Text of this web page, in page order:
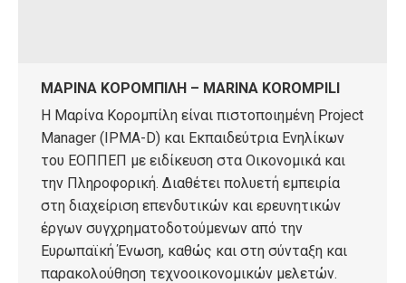
ΜΑΡΙΝΑ ΚΟΡΟΜΠΙΛΗ – MARINA KOROMPILI
Η Μαρίνα Κορομπίλη είναι πιστοποιημένη Project
Manager (IPMA-D) και Εκπαιδεύτρια Ενηλίκων
του ΕΟΠΠΕΠ με ειδίκευση στα Οικονομικά και
την Πληροφορική. Διαθέτει πολυετή εμπειρία
στη διαχείριση επενδυτικών και ερευνητικών
έργων συγχρηματοδοτούμενων από την
Ευρωπαϊκή Ένωση, καθώς και στη σύνταξη και
παρακολούθηση τεχνοοικονομικών μελετών.